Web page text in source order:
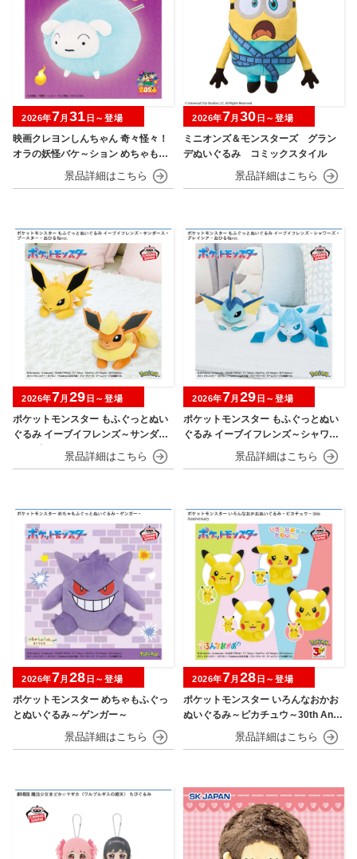
映画クレヨンしんちゃん 奇々怪々！
オラの妖怪バケ～ション めちゃもふ
ぐっとぬいぐるみ シロ
2026年7月 31 日～登場
ミニオンズ＆モンスターズ グラン
デぬいぐるみ コミックスタイル
2026年7月 30 日～登場
ポケットモンスター もふぐっとぬい
ぐるみ イーブイフレンズ～サンダー
ス・ブースター～おひるねver.
2026年7月 29 日～登場
ポケットモンスター もふぐっとぬい
ぐるみ イーブイフレンズ～シャワー
ズ・グレイシア～おひるねver.
2026年7月 29 日～登場
ポケットモンスター めちゃもふぐっ
とぬいぐるみ～ゲンガー～
2026年7月 28 日～登場
ポケットモンスター いろんなおかお
ぬいぐるみ～ピカチュウ～30th Anni
2026年7月 28 日～登場